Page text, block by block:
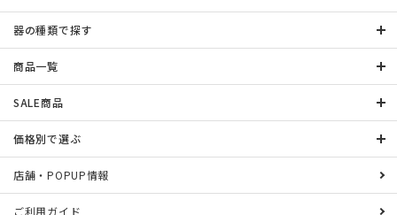
器の種類で探す
商品一覧
SALE商品
価格別で選ぶ
店舗・POPUP情報
ご利用ガイド